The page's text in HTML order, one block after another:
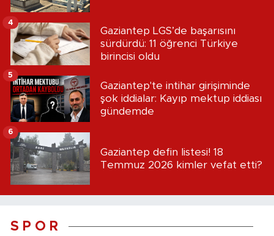
Gaziantep LGS’de başarısını
sürdürdü: 11 öğrenci Türkiye
birincisi oldu
4
Gaziantep'te intihar girişiminde
şok iddialar: Kayıp mektup iddiası
gündemde
5
Gaziantep defin listesi! 18
Temmuz 2026 kimler vefat etti?
6
S P O R